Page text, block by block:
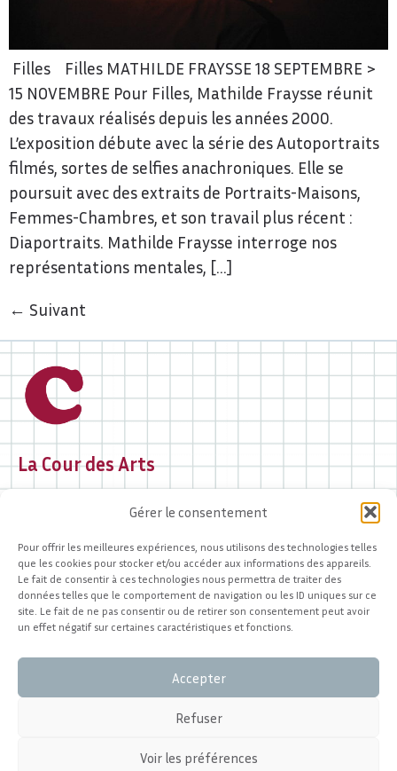
Gérer le consentement
Pour offrir les meilleures expériences, nous utilisons des technologies telles
que les cookies pour stocker et/ou accéder aux informations des appareils.
Le fait de consentir à ces technologies nous permettra de traiter des
données telles que le comportement de navigation ou les ID uniques sur ce
site. Le fait de ne pas consentir ou de retirer son consentement peut avoir
un effet négatif sur certaines caractéristiques et fonctions.
Accepter
Refuser
Voir les préférences
Filles Filles MATHILDE FRAYSSE 18 SEPTEMBRE >
15 NOVEMBRE Pour Filles, Mathilde Fraysse réunit
des travaux réalisés depuis les années 2000.
L’exposition débute avec la série des Autoportraits
filmés, sortes de selfies anachroniques. Elle se
poursuit avec des extraits de Portraits-Maisons,
Femmes-Chambres, et son travail plus récent :
Diaportraits. Mathilde Fraysse interroge nos
représentations mentales, […]
← Suivant
La Cour des Arts
contact@lacourdesarts.org
Accueil du public
et renseignements :
Du mardi au samedi
de 12h à 18h